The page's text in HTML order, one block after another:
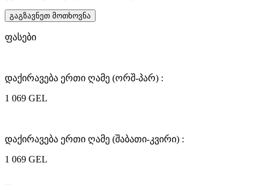
გაგზავნეთ მოთხოვნა
ფასები
დაქირავება ერთი ღამე (ორშ-პარ) :
1 069 GEL
დაქირავება ერთი ღამე (შაბათი-კვირი) :
1 069 GEL